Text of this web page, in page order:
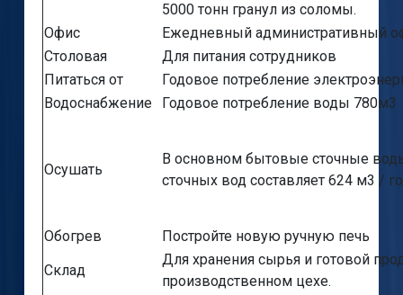
5000 тонн гранул из соломы.
Офис
Ежедневный административный
Столовая
Для питания сотрудников
Питаться от
Годовое потребление
Водоснабжение
Годовое потребление воды 780м3
Осушать
В основном бытовые сточные
сточных вод составляет 624 м3 /
Обогрев
Постройте новую ручную печь
Склад
Для хранения сырья и готовой
производственном цехе.